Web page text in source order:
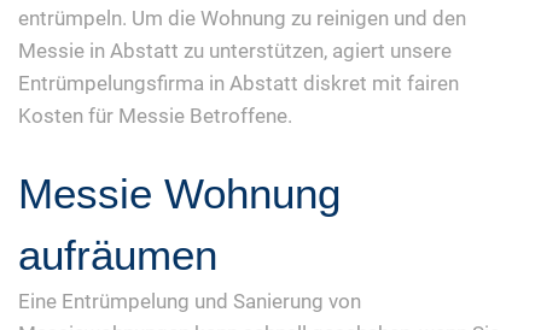
entrümpeln. Um die Wohnung zu reinigen und den
Messie in Abstatt zu unterstützen, agiert unsere
Entrümpelungsfirma in Abstatt diskret mit fairen
Kosten für Messie Betroffene.
Messie Wohnung
aufräumen
Eine Entrümpelung und Sanierung von